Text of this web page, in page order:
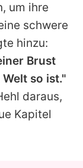
um ihre
schwere
hinzu:
Brust
so ist."
daraus,
Kapitel